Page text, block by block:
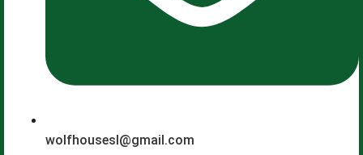
wolfhousesl@gmail.com